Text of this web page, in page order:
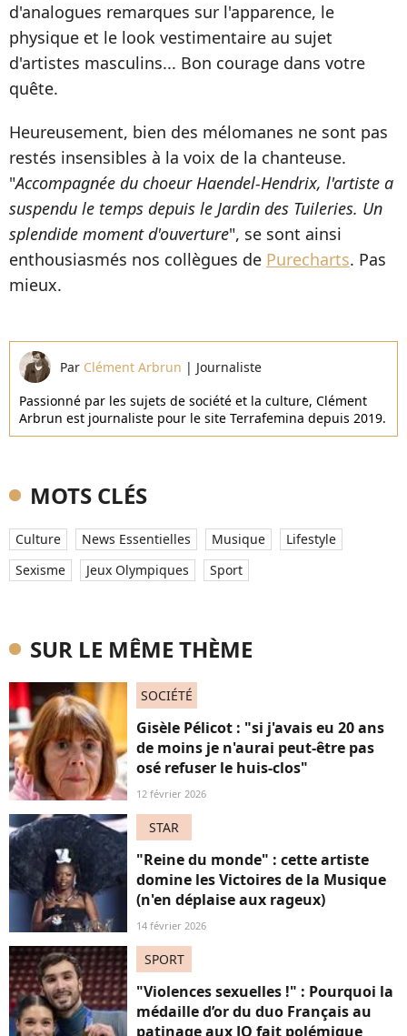
d'analogues remarques sur l'apparence, le
physique et le look vestimentaire au sujet
d'artistes masculins... Bon courage dans votre
quête.
Heureusement, bien des mélomanes ne sont pas
restés insensibles à la voix de la chanteuse.
"Accompagnée du choeur Haendel-Hendrix, l'artiste a
suspendu le temps depuis le Jardin des Tuileries. Un
splendide moment d'ouverture", se sont ainsi
enthousiasmés nos collègues de Purecharts. Pas
mieux.
Par Clément Arbrun | Journaliste
Passionné par les sujets de société et la culture, Clément
Arbrun est journaliste pour le site Terrafemina depuis 2019.
MOTS CLÉS
Culture News Essentielles Musique
Lifestyle
Sexisme
Jeux Olympiques Sport
SUR LE MÊME THÈME
SOCIÉTÉ
Gisèle Pélicot : "si j'avais eu 20 ans
de moins je n'aurai peut-être pas
osé refuser le huis-clos"
12 février 2026
STAR
"Reine du monde" : cette artiste
domine les Victoires de la Musique
(n'en déplaise aux rageux)
14 février 2026
SPORT
"Violences sexuelles !" : Pourquoi la
médaille d’or du duo Français au
patinage aux JO fait polémique